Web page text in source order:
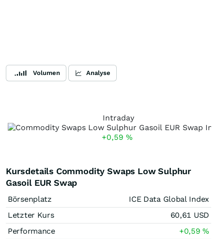
Volumen Analyse
Intraday
+0,59 %
Kursdetails Commodity Swaps Low Sulphur
Gasoil EUR Swap
Börsenplatz
ICE Data Global Index
Letzter Kurs
60,61 USD
Performance
+0,59%